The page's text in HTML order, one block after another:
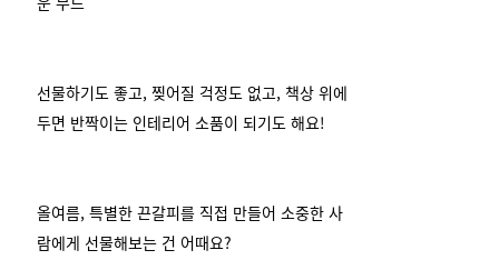
선물하기도 좋고, 찢어질 걱정도 없고, 책상 위에
두면 반짝이는 인테리어 소품이 되기도 해요!
올여름, 특별한 끈갈피를 직접 만들어 소중한 사
람에게 선물해보는 건 어때요?